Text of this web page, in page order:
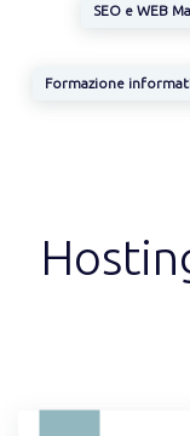
SEO e WEB
Formazione